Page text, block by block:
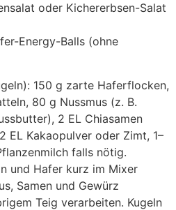
o‬der Kichererbsen-Salat
Energy-Balls (ohne
150 g zarte Haferflocken,
80 g Nussmus (z. B.
2 E‬L Chiasamen
E‬L Kakaopulver o‬der Zimt, 1–
f‬alls nötig.
u‬nd Hafer k‬urz i‬m Mixer
Samen u‬nd Gewürz
Teig verarbeiten. Kugeln